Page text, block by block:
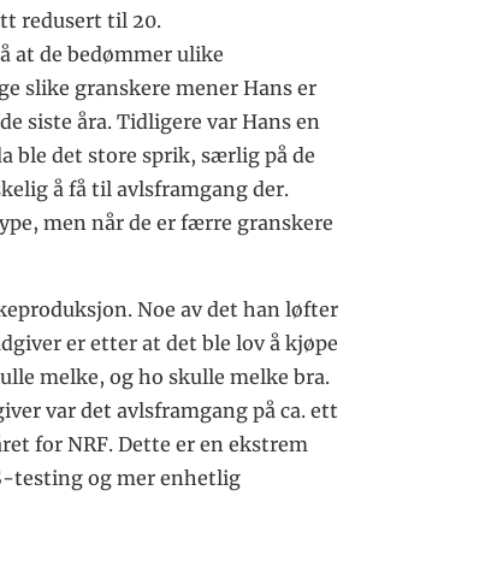
redusert til 20.
at de bedømmer ulike
slike granskere mener Hans er
siste åra. Tidligere var Hans en
ble det store sprik, særlig på de
å få til avlsframgang der.
men når de er færre granskere
Noe av det han løfter
er etter at det ble lov å kjøpe
melke, og ho skulle melke bra.
var det avlsframgang på ca. ett
for NRF. Dette er en ekstrem
testing og mer enhetlig